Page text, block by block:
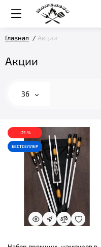
Главная Акции
Акции
36
-21 %
БЕСТСЕЛЛЕР